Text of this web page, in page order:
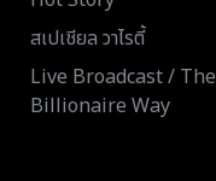
สเปเชียล วาไรตี้
Live Broadcast / The
Billionaire Way